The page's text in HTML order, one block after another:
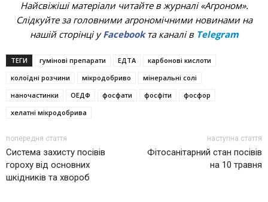
Найсвіжіші матеріали читайте в журналі «Агроном».
Слідкуйте за головними агрономічними новинами на
нашій сторінці уFacebookта каналі в Telegram
ТЕГИ гумінові препарати ЕДТА
карбонові кислоти
колоїдні розчини
мікродобриво
мінеральні солі
наночастинки
ОЕДФ фосфати фосфіти
фосфор
хелатні мікродобрива
попередня стаття
Система захисту посівів
гороху від основних
шкідників та хвороб
наступна стаття
Фітосанітарний стан посівів
на 10 травня